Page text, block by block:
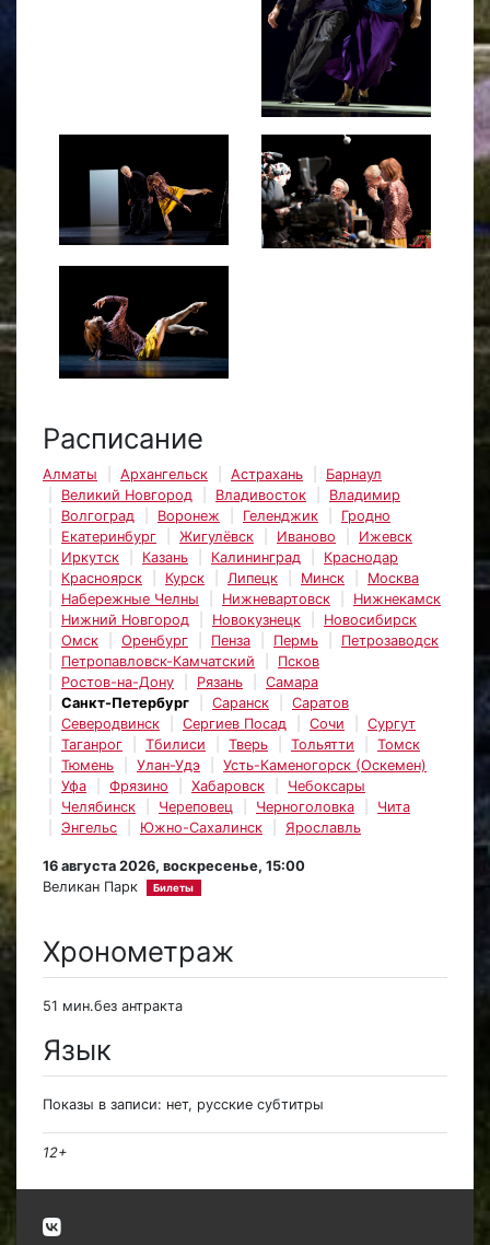
Расписание
Алматы Архангельск Астрахань
Барнаул
Великий Новгород
Владивосток
Владимир
Волгоград
Воронеж Геленджик
Гродно
Екатеринбург
Жигулёвск Иваново
Ижевск
Иркутск
Казань Калининград
Краснодар
Красноярск
Курск Липецк Минск
Москва
Набережные Челны
Нижневартовск
Нижнекамск
Нижний Новгород
Новокузнецк
Новосибирск
Омск
Оренбург Пенза Пермь
Петрозаводск
Петропавловск-Камчатский
Псков
Ростов-на-Дону
Рязань
Самара
Санкт-Петербург
Саранск
Саратов
Северодвинск
Сергиев Посад Сочи
Сургут
Таганрог
Тбилиси Тверь Тольятти
Томск
Тюмень
Улан-Удэ
Усть-Каменогорск (Оскемен)
Уфа
Фрязино Хабаровск
Чебоксары
Челябинск
Череповец Черноголовка
Чита
Энгельс
Южно-Сахалинск Ярославль
16 августа 2026, воскресенье, 15:00
Великан Парк
Билеты
Хронометраж
51 мин.без антракта
Язык
Показы в записи: нет, русские субтитры
12+